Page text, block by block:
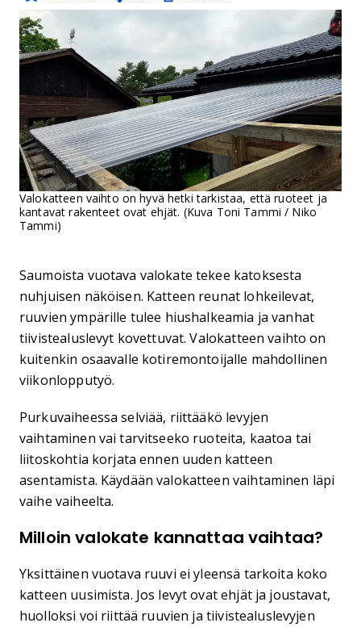
Valokatteen vaihto on hyvä hetki tarkistaa, että ruoteet ja
kantavat rakenteet ovat ehjät. (Kuva Toni Tammi / Niko
Tammi)
Saumoista vuotava valokate tekee katoksesta
nuhjuisen näköisen. Katteen reunat lohkeilevat,
ruuvien ympärille tulee hiushalkeamia ja vanhat
tiivistealuslevyt kovettuvat. Valokatteen vaihto on
kuitenkin osaavalle kotiremontoijalle mahdollinen
viikonlopputyö.
Purkuvaiheessa selviää, riittääkö levyjen
vaihtaminen vai tarvitseeko ruoteita, kaatoa tai
liitoskohtia korjata ennen uuden katteen
asentamista. Käydään valokatteen vaihtaminen läpi
vaihe vaiheelta.
Milloin valokate kannattaa vaihtaa?
Yksittäinen vuotava ruuvi ei yleensä tarkoita koko
katteen uusimista. Jos levyt ovat ehjät ja joustavat,
huolloksi voi riittää ruuvien ja tiivistealuslevyjen